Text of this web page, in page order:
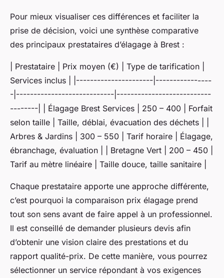
Pour mieux visualiser ces différences et faciliter la
prise de décision, voici une synthèse comparative
des principaux prestataires d’élagage à Brest :
| Prestataire | Prix moyen (€) | Type de tarification |
Services inclus | |----------------------|----------------
-|----------------------------|---------------------------
--------| | Élagage Brest Services | 250 – 400 | Forfait
selon taille | Taille, déblai, évacuation des déchets | |
Arbres & Jardins | 300 – 550 | Tarif horaire | Élagage,
ébranchage, évaluation | | Bretagne Vert | 200 – 450 |
Tarif au mètre linéaire | Taille douce, taille sanitaire |
Chaque prestataire apporte une approche différente,
c’est pourquoi la comparaison prix élagage prend
tout son sens avant de faire appel à un professionnel.
Il est conseillé de demander plusieurs devis afin
d’obtenir une vision claire des prestations et du
rapport qualité-prix. De cette manière, vous pourrez
sélectionner un service répondant à vos exigences